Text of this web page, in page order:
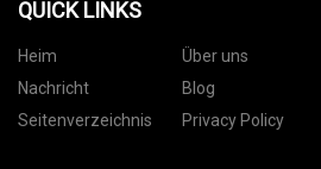
QUICK LINKS
Heim Über uns
Nachricht
Blog
Seitenverzeichnis
Privacy Policy